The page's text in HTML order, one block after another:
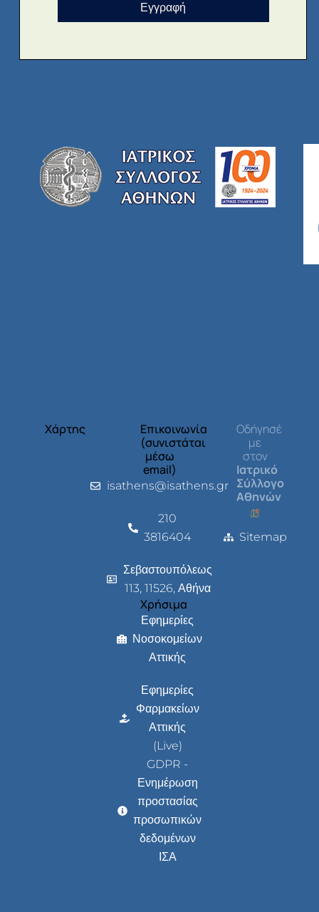
Εγγραφή
Χάρτης
Επικοινωνία
(συνιστάται
μέσω
email)
isathens@isathens.gr
210
3816404
Σεβαστουπόλεως
113, 11526, Αθήνα
Χρήσιμα
Εφημερίες
Νοσοκομείων
Αττικής
Εφημερίες
Φαρμακείων
Αττικής
(Live)
GDPR -
Ενημέρωση
προστασίας
προσωπικών
δεδομένων
ΙΣΑ
Οδήγησέ
με
στον
Ιατρικό
Σύλλογο
Αθηνών
Sitemap